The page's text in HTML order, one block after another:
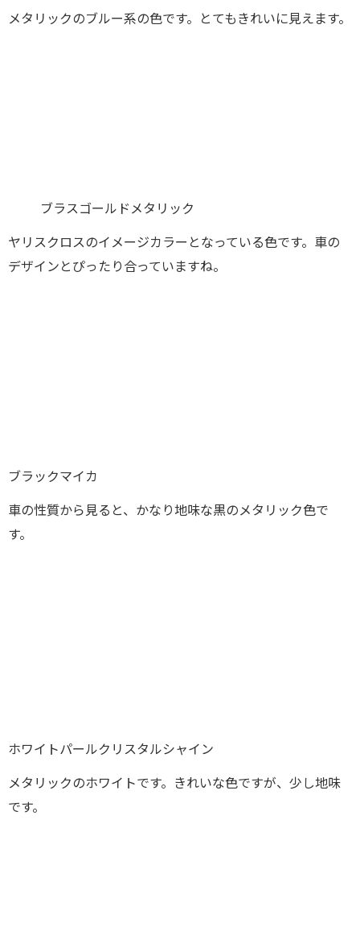
メタリックのブルー系の色です。とてもきれいに見えます。
ブラスゴールドメタリック
ヤリスクロスのイメージカラーとなっている色です。車の
デザインとぴったり合っていますね。
ブラックマイカ
車の性質から見ると、かなり地味な黒のメタリック色で
す。
ホワイトパールクリスタルシャイン
メタリックのホワイトです。きれいな色ですが、少し地味
です。